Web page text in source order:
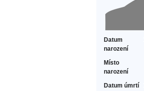
Datum
narození
Místo
narození
Datum úmrtí